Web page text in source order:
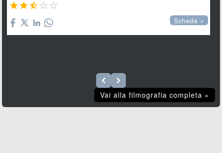
    
Scheda »
Vai alla filmografia completa »